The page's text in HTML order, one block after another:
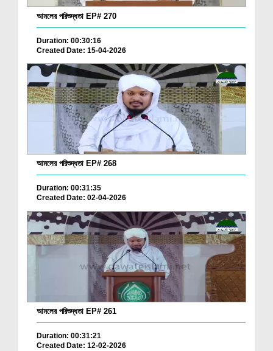
আমলের পরিশুদ্ধতা EP# 270
Duration: 00:30:16
Created Date: 15-04-2026
আমলের পরিশুদ্ধতা EP# 268
Duration: 00:31:35
Created Date: 02-04-2026
আমলের পরিশুদ্ধতা EP# 261
Duration: 00:31:21
Created Date: 12-02-2026